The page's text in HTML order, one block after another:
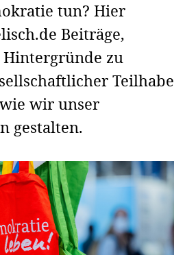
tun? Hier
Beiträge,
zu
Teilhabe
wir unser
gestalten.